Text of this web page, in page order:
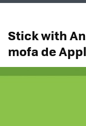
Stick with
mofa de